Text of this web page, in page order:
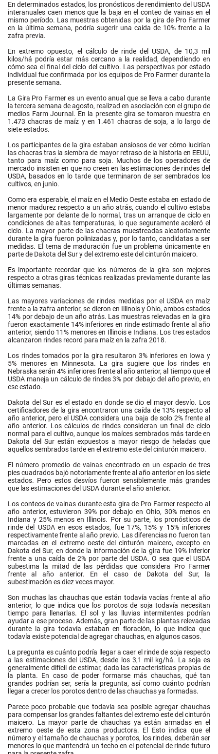
En determinados estados, los pronósticos de rendimiento del USDA
interanuales caen menos que la baja en el conteo de vainas en el
mismo período. Las muestras obtenidas por la gira de Pro Farmer
en la última semana, podría sugerir una caída de 10% frente a la
zafra previa.
En extremo opuesto, el cálculo de rinde del USDA, de 10,3 mil
kilos/há podría estar más cercano a la realidad, dependiendo en
cómo sea el final del ciclo del cultivo. Las perspectivas por estado
individual fue confirmada por los equipos de Pro Farmer durante la
presente semana.
La Gira Pro Farmer es un evento anual que se lleva a cabo durante
la tercera semana de agosto, realizad en asociación con el grupo de
medios Farm Journal. En la presente gira se tomaron muestra en
1.473 chacras de maíz y en 1.461 chacras de soja, a lo largo de
siete estados.
Los participantes de la gira estaban ansiosos de ver cómo lucirían
las chacras tras la siembra de mayor retraso de la historia en EEUU,
tanto para maíz como para soja. Muchos de los operadores de
mercado insisten en que no creen en las estimaciones de rindes del
USDA, basados en lo tarde que terminaron de ser sembrados los
cultivos, en junio.
Como era esperable, el maíz en el Medio Oeste estaba en estado de
menor madurez respecto a un año atrás, cuando el cultivo estaba
largamente por delante de lo normal, tras un arranque de ciclo en
condiciones de altas temperaturas, lo que seguramente aceleró el
ciclo. La mayor parte de las chacras muestreadas aleatoriamente
durante la gira fueron polinizadas y, por lo tanto, candidatas a ser
medidas. El tema de maduración fue un problema únicamente en
parte de Dakota del Sur y del extremo este del cinturón maicero.
Es importante recordar que los números de la gira son mejores
respecto a otras giras técnicas realizadas previamente durante las
últimas semanas.
Las mayores variaciones de rindes medidas por el USDA en maíz
frente a la zafra anterior, se dieron en Illinois y Ohio, ambos estados
14% por debajo de un año atrás. Las muestras relevadas en la gira
fueron exactamente 14% inferiores en rinde estimado frente al año
anterior, siendo 11% menores en Illinois e Indiana. Los tres estados
alcanzaron rindes record para maíz en la zafra 2018.
Los rindes tomados por la gira resultaron 3% inferiores en Iowa y
5% menores en Minnesota. La gira sugiere que los rindes en
Nebraska serán 4% inferiores frente al año anterior, al tiempo que el
USDA maneja un cálculo de rindes 3% por debajo del año previo, en
ese estado.
Dakota del Sur es el estado en donde se dio el mayor desvío. Los
certificadores de la gira encontraron una caída de 13% respecto al
año anterior, pero el USDA considera una baja de solo 2% frente al
año anterior. Los cálculos de rindes consideran un final de ciclo
normal para el cultivo, aunque los maíces sembrados más tarde en
Dakota del Sur están expuestos a mayor riesgo de heladas que
aquellos sembrados tarde en el extremo este del cinturón maicero.
El número promedio de vainas encontrado en un espacio de tres
pies cuadrados bajó notoriamente frente al año anterior en los siete
estados. Pero estos desvíos fueron sensiblemente más grandes
que las estimaciones del USDA durante el año anterior.
Los conteos de vainas durante esta gira de Pro Farmer respecto al
año anterior, estuvieron 39% por debajo en Ohio, 30% menos en
Indiana y 25% menos en Illinois. Por su parte, los pronósticos de
rinde del USDA en esos estados, fue 17%, 15% y 15% inferiores
respectivamente frente al año previo. Las diferencias no fueron tan
marcadas en el extremo oeste del cinturón maicero, excepto en
Dakota del Sur, en donde la información de la gira fue 19% inferior
frente a una caída de 2% por parte del USDA. O sea que el USDA
subestima la mitad de las pérdidas que considera Pro Farmer
frente al año anterior. En el caso de Dakota del Sur, la
subestimación es diez veces mayor.
Son muchas las chauchas que están todavía vacías frente al año
anterior, lo que indica que los porotos de soja todavía necesitan
tiempo para llenarlas. El sol y las lluvias intermitentes podrían
ayudar a ese proceso. Además, gran parte de las plantas relevadas
durante la gira todavía estaban en floración, lo que indica que
todavía existe potencial de agregar chauchas, en algunos casos.
La pregunta es cuánto podría llegar a caer el rinde de soja respecto
a las estimaciones del USDA, desde los 3,1 mil kg/há. La soja es
generalmente difícil de estimar, dada las características propias de
la planta. En caso de poder formarse más chauchas, qué tan
grandes podrían ser, sería la pregunta, así como cuánto podrían
llegar a crecer los porotos dentro de las chauchas ya formadas.
Parece poco probable que todavía sea posible agregar chauchas
para compensar los grandes faltantes del extremo este del cinturón
maicero. La mayor parte de chauchas ya están armadas en el
extremo oeste de esta zona productora. El Esto indica que el
número y el tamaño de chauchas y porotos, los rindes, deberán ser
menores lo que mantendrá un techo en el potencial de rinde futuro